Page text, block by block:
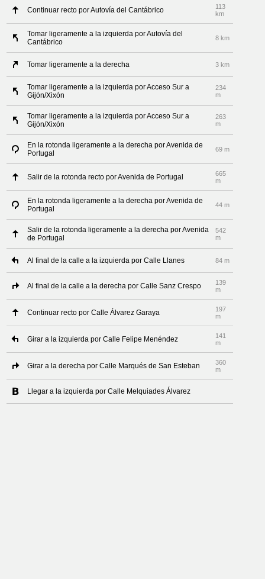
Continuar recto por Autovía del Cantábrico
113
km
Tomar ligeramente a la izquierda por Autovía del
Cantábrico
8 km
Tomar ligeramente a la derecha 3 km
Tomar ligeramente a la izquierda por Acceso Sur a
Gijón/Xixón
234
m
Tomar ligeramente a la izquierda por Acceso Sur a
Gijón/Xixón
263
m
En la rotonda ligeramente a la derecha por Avenida de
Portugal
69 m
Salir de la rotonda recto por Avenida de Portugal
665
m
En la rotonda ligeramente a la derecha por Avenida de
Portugal
44 m
Salir de la rotonda ligeramente a la derecha por Avenida
de Portugal
542
m
Al final de la calle a la izquierda por Calle Llanes 84 m
Al final de la calle a la derecha por Calle Sanz Crespo
139
m
Continuar recto por Calle Álvarez Garaya
197
m
Girar a la izquierda por Calle Felipe Menéndez
141
m
Girar a la derecha por Calle Marqués de San Esteban
360
m
Llegar a la izquierda por Calle Melquiades Álvarez